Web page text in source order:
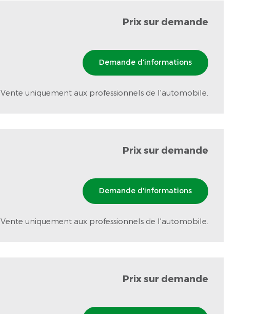
Prix sur demande
Demande d'informations
Vente uniquement aux professionnels de l'automobile.
Prix sur demande
Demande d'informations
Vente uniquement aux professionnels de l'automobile.
Prix sur demande